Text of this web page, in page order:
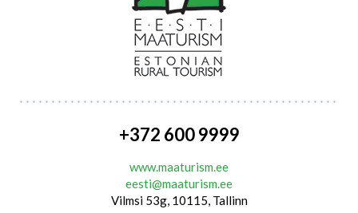
+372 600 9999
www.maaturism.ee
eesti@maaturism.ee
Vilmsi 53g, 10115, Tallinn